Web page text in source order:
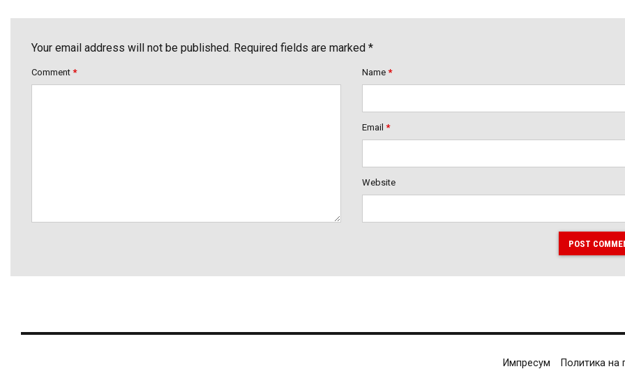
Your email address will not be published. Required fields are marked *
Comment * Name *
Email *
Website
POST
Импресум Политика на